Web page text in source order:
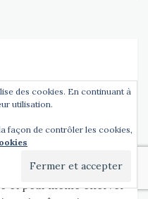
ET NE SE
PAS
d’audition qui
et peut même énerver
des cookies. En continuant à
utilisation.
façon de contrôler les cookies,